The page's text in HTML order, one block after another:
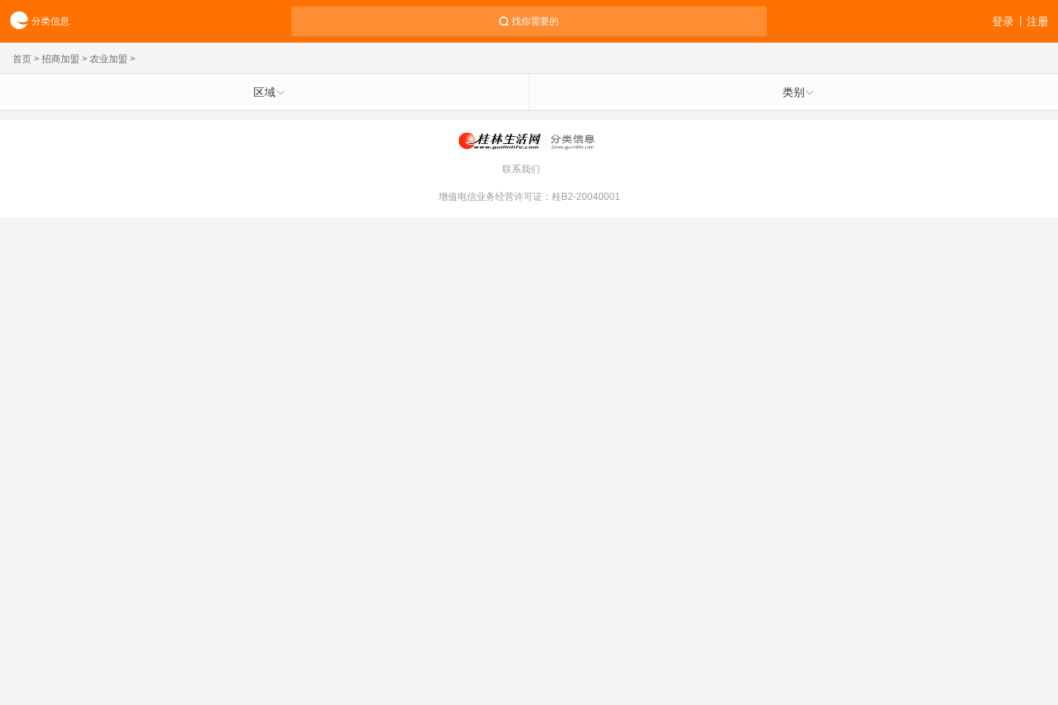
分类信息 找你需要的 注册
登录
首页 > 招商加盟 > 农业加盟 >
区域 类别
联系我们
增值电信业务经营许可证：桂B2-20040001